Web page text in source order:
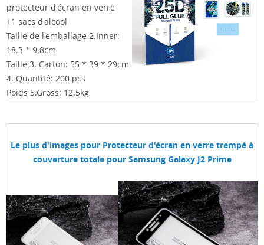
protecteur d'écran en verre
+1 sacs d'alcool
Taille de l'emballage 2.Inner:
18.3 * 9.8cm
Taille 3. Carton: 55 * 39 * 29cm
4. Quantité: 200 pcs
Poids 5.Gross: 12.5kg
Le plus d'images pour Protecteur d'écran en verre trempé à
couverture totale pour Samsung Galaxy J2 Prime